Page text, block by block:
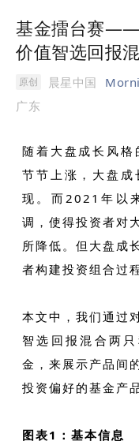
基金擂台赛——
价值智选回报
原创 晨星中国
广东
随着大盘成长风
节节上涨，大盘
现。而2021年以
调，使得投资者对
所降低。但大盘成
者构建投资组合过
本文中，我们通过
智选回报混合两
金，来展示产品间
投资偏好的基金产品
图表1：基本信息